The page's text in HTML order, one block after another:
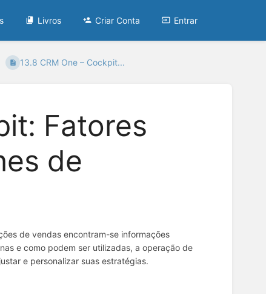
Livros Criar Conta Entrar
13.8 CRM One – Cockpit...
Fatores
de
de vendas encontram-se informações
e como podem ser utilizadas, a operação de
e personalizar suas estratégias.